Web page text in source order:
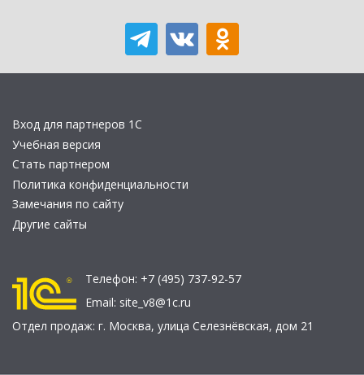
Вход для партнеров 1С
Учебная версия
Стать партнером
Политика конфиденциальности
Замечания по сайту
Другие сайты
Телефон: +7 (495) 737-92-57
Email: site_v8@1c.ru
Отдел продаж: г. Москва, улица Селезнёвская, дом 21